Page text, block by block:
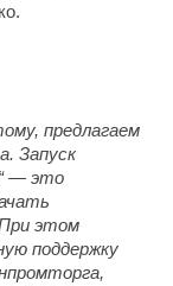
предлагаем
Запуск
— это
этом
поддержку